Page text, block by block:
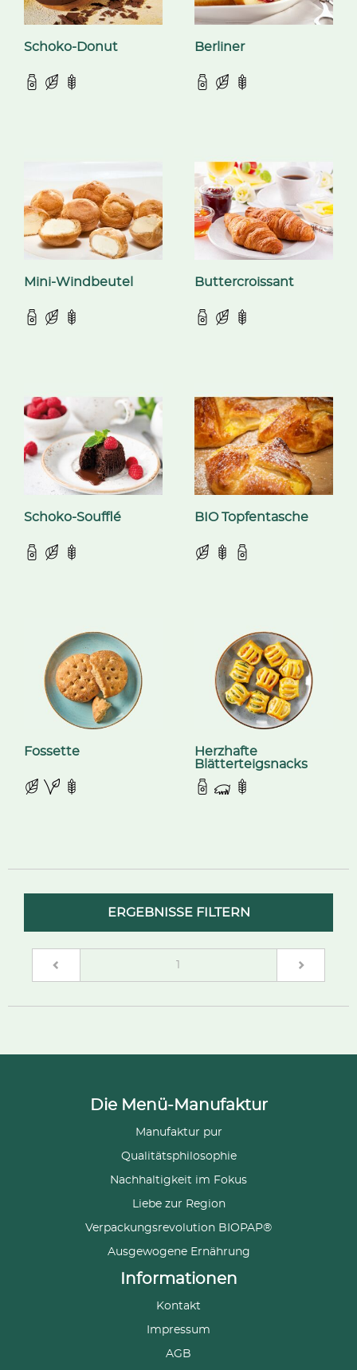
Schoko-Donut Berliner
Mini-Windbeutel Buttercroissant
Schoko-Soufflé BIO Topfentasche
Fossette
Herzhafte
Blätterteigsnacks
ERGEBNISSE FILTERN
Die Menü-Manufaktur
Manufaktur pur
Qualitätsphilosophie
Nachhaltigkeit im Fokus
Liebe zur Region
Verpackungsrevolution BIOPAP®
Ausgewogene Ernährung
Informationen
Kontakt
Impressum
AGB